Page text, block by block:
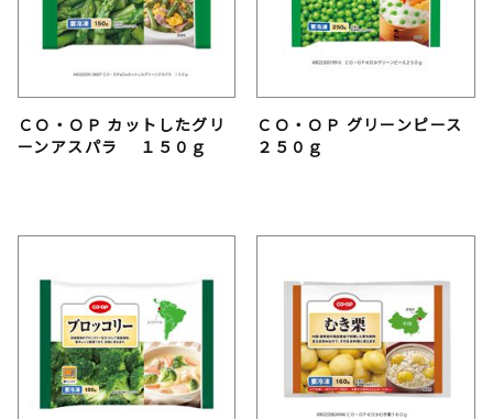
ＣＯ・ＯＰ カットしたグリ
ーンアスパラ １５０ｇ
ＣＯ・ＯＰ グリーンピース
２５０ｇ